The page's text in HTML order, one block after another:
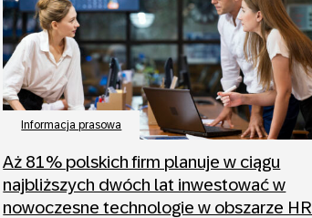
Informacja prasowa
Aż 81% polskich firm planuje w ciągu
najbliższych dwóch lat inwestować w
nowoczesne technologie w obszarze HR